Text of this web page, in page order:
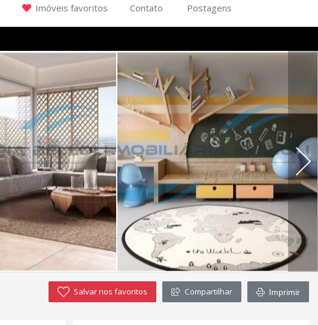
Imóveis favoritos Contato Postagens
Salvar nos favoritos Compartilhar Imprimir